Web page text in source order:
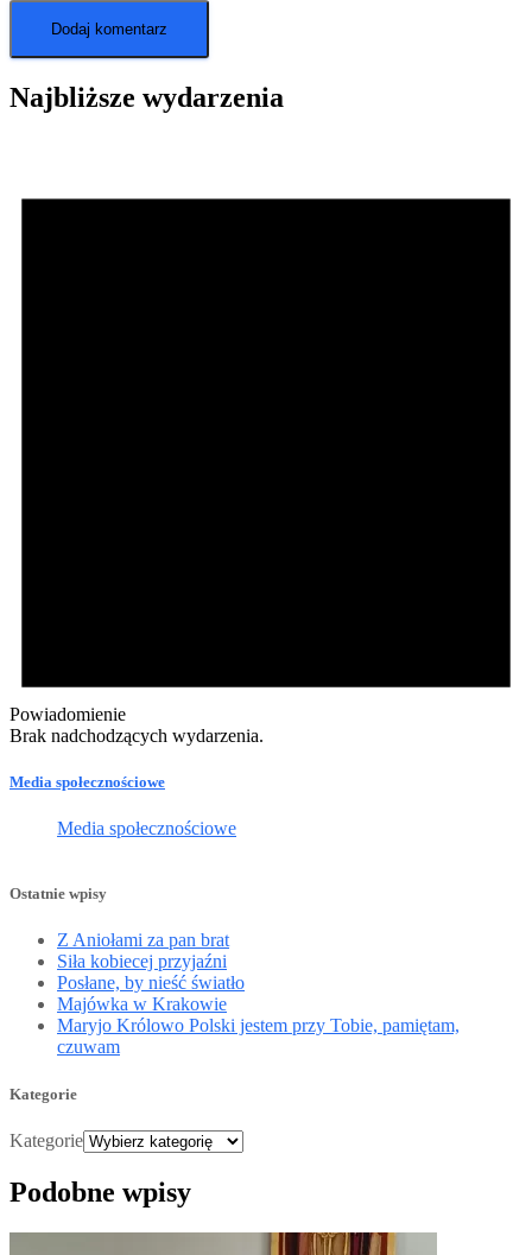
Najbliższe wydarzenia
Powiadomienie
Brak nadchodzących wydarzenia.
Media społecznościowe
Media społecznościowe
Ostatnie wpisy
Z Aniołami za pan brat
Siła kobiecej przyjaźni
Posłane, by nieść światło
Majówka w Krakowie
Maryjo Królowo Polski jestem przy Tobie, pamiętam,
czuwam
Kategorie
Kategorie
Podobne wpisy